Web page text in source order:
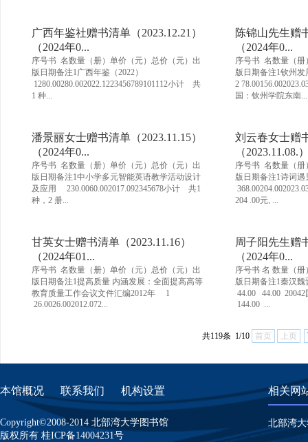
广西年鉴社赠书清单（2023.12.21）
（2024年0...
序号书 名数量（册）单价（元）总价（元）出
版日期备注1广西年鉴（2022）
1280.00280.002022.1223456789101112小计 共
1 种...
陈锦山先生赠
（2024年0...
序号书 名数量（册
版日期备注1钦州
2
国：钦州学院东南...
潘景丽女士赠书清单（2023.11.15）
（2024年0...
序号书 名数量（册）单价（元）总价（元）出
版日期备注1中小学多元智能英语教学活动设计
及应用 230.0060.002017.092345678小计 共1
种，2 册...
刘云春女士赠
（2023.11.08.
序号书 名数量（册
版日期备注1诗词
204 .00元, ...
甘英女士赠书清单（2023.11.16）
（2024年01...
序号书 名数量（册）单价（元）总价（元）出
版日期备注1提高质量 内涵发展：全面提高高等
教育质量工作会议文件汇编2012年 1
26.0026.002012.072...
周子阳先生赠
（2024年0...
序号书 名 数量（
版日期备注1秦汉
44.00 44.00
144.00 ...
共119条 1/10 首页 上页
本馆概况 联系我们 机构设置
Copyright©2008-2014 北部湾大学图书馆
版权所有 桂ICP备14004231号
相关网
北部湾